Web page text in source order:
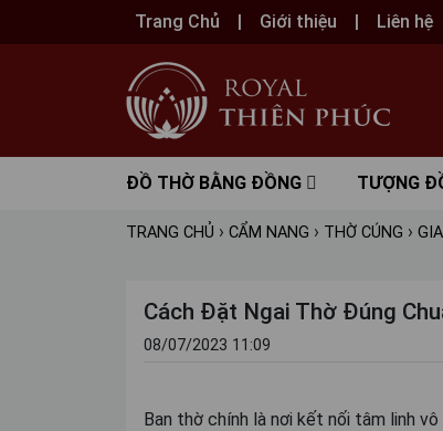
Trang Chủ Giới thiệu Liên hệ
ĐỒ THỜ BẰNG ĐỒNG TƯỢNG
TRANG CHỦ › CẨM NANG › THỜ CÚNG ›
Cách Đặt Ngai Thờ Đúng
08/07/2023 11:09
Ban thờ chính là nơi kết nối tâm linh